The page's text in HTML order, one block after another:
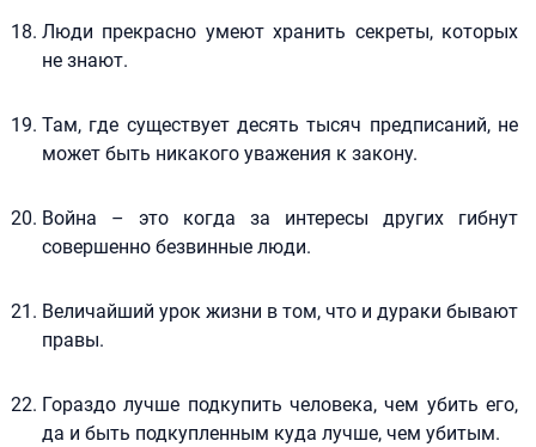
Люди прекрасно умеют хранить секреты, которых
не знают.
Там, где существует десять тысяч предписаний, не
может быть никакого уважения к закону.
Война – это когда за интересы других гибнут
совершенно безвинные люди.
Величайший урок жизни в том, что и дураки бывают
правы.
Гораздо лучше подкупить человека, чем убить его,
да и быть подкупленным куда лучше, чем убитым.